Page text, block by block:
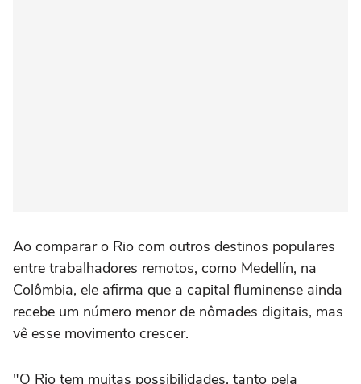
Ao comparar o Rio com outros destinos populares
entre trabalhadores remotos, como Medellín, na
Colômbia, ele afirma que a capital fluminense ainda
recebe um número menor de nômades digitais, mas
vê esse movimento crescer.
"O Rio tem muitas possibilidades, tanto pela